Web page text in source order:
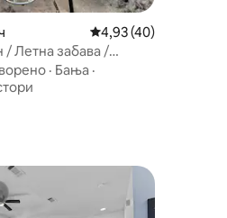
рецензии
Просечна оцена:
4,93 (40)
/ Летна забава /
/ За 8 лица
· Бања ·